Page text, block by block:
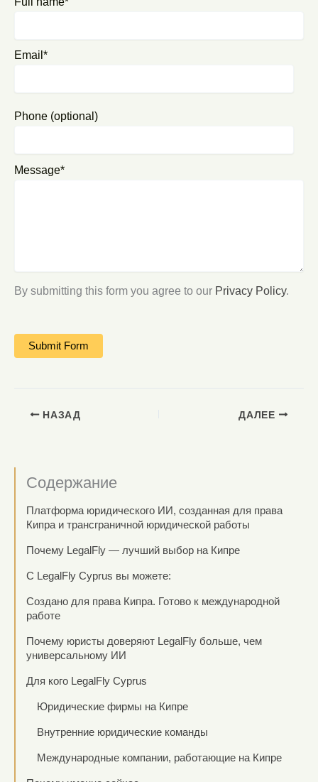
Email*
Phone (optional)
Message*
By submitting this form you agree to our Privacy Policy.
НАЗАД ДАЛЕЕ
Содержание
Платформа юридического ИИ, созданная для права
Кипра и трансграничной юридической работы
Почему LegalFly — лучший выбор на Кипре
С LegalFly Cyprus вы можете:
Создано для права Кипра. Готово к международной
работе
Почему юристы доверяют LegalFly больше, чем
универсальному ИИ
Для кого LegalFly Cyprus
Юридические фирмы на Кипре
Внутренние юридические команды
Международные компании, работающие на Кипре